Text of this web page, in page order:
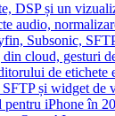
DSP și un
audio,
Subsonic,
cloud, gesturi
de etichete
și widget de
iPhone în